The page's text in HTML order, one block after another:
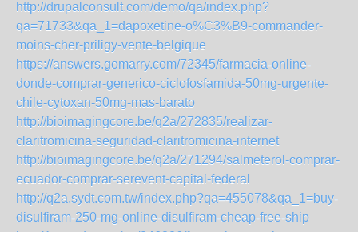
http://drupalconsult.com/demo/qa/index.php?
qa=71733&qa_1=dapoxetine-o%C3%B9-commander-
moins-cher-priligy-vente-belgique
https://answers.gomarry.com/72345/farmacia-online-
donde-comprar-generico-ciclofosfamida-50mg-urgente-
chile-cytoxan-50mg-mas-barato
http://bioimagingcore.be/q2a/272835/realizar-
claritromicina-seguridad-claritromicina-internet
http://bioimagingcore.be/q2a/271294/salmeterol-comprar-
ecuador-comprar-serevent-capital-federal
http://q2a.sydt.com.tw/index.php?qa=455078&qa_1=buy-
disulfiram-250-mg-online-disulfiram-cheap-free-ship